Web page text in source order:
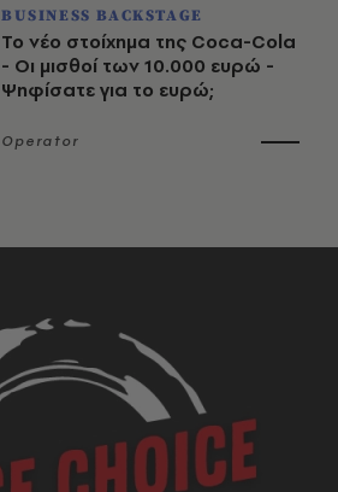
BUSINESS BACKSTAGE
Το νέο στοίχημα της Coca-Cola
- Οι μισθοί των 10.000 ευρώ -
Ψηφίσατε για το ευρώ;
Operator